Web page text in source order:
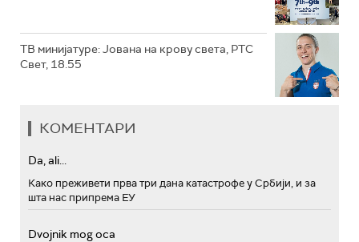
ТВ минијатуре: Јована на крову света, РТС
Свет, 18.55
КОМЕНТАРИ
Da, ali...
Како преживети прва три дана катастрофе у Србији, и за
шта нас припрема ЕУ
Dvojnik mog oca